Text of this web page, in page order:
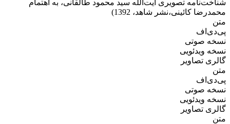
شناخت‌نامه تصویری آیت‌الله سید محمود طالقانی، به اهتمام
محمدرضا کائینی،نشر شاهد، 1392)
متن
پی‌دی‌اف
نسخه صوتی
نسخه ویدئویی
گالری تصاویر
متن
پی‌دی‌اف
نسخه صوتی
نسخه ویدئویی
گالری تصاویر
متن